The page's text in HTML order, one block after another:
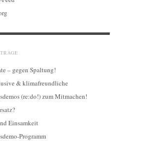
– gegen Spaltung!
& klimafreundliche
(re:do!) zum Mitmachen!
Einsamkeit
Programm